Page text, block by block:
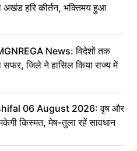
हरि कीर्तन, भक्तिमय हुआ
News: विदेशों तक
सफर, जिले ने हासिल किया राज्य में
06 August 2026: वृष और
किस्मत, मेष-तुला रहें सावधान